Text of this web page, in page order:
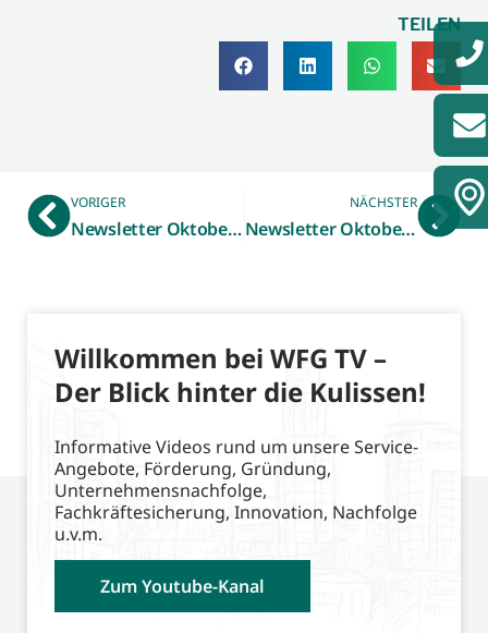
TEILEN
VORIGER
Newsletter Oktober 2023 – What if?
NÄCHSTER
Newsletter Oktober 2023 – Innovationsförderung
Willkommen bei WFG TV –
Der Blick hinter die Kulissen!
Informative Videos rund um unsere Service-
Angebote, Förderung, Gründung,
Unternehmensnachfolge,
Fachkräftesicherung, Innovation, Nachfolge
u.v.m.
Zum Youtube-Kanal